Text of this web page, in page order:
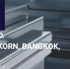
BANGKOK,